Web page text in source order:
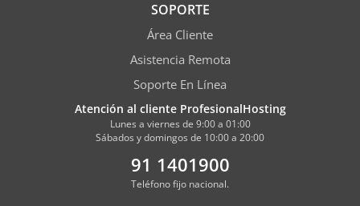
SOPORTE
Área Cliente
Asistencia Remota
Soporte En Línea
Atención al cliente ProfesionalHosting
Lunes a viernes de 9:00 a 01:00
Sábados y domingos de 10:00 a 20:00
91 1401900
Teléfono fijo nacional.